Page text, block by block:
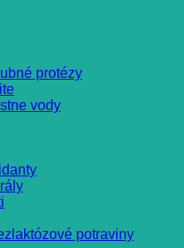
protézy
vody
potraviny